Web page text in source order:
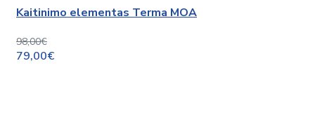
Kaitinimo elementas Terma MOA
98,00€
79,00€